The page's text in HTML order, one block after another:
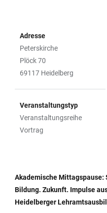
Adresse
Peterskirche
Plöck 70
69117 Heidelberg
Veranstaltungstyp
Veranstaltungsreihe
Vortrag
TABELLE
Akademische Mittagspause:
Bildung. Zukunft. Impulse
Heidelberger